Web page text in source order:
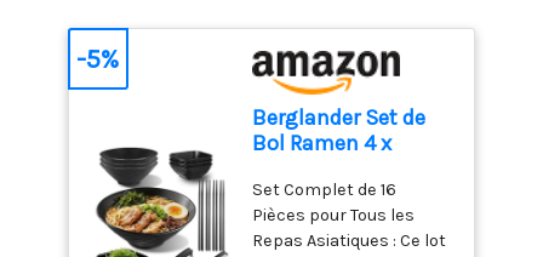
Râpe fine et sans effort :
design à dents
triangulaires en
céramique. Les dents
acérées réduisent
uniformément les
ingrédients avec un
minimum d'effort. Les
Berglander Set de
Bol Ramen 4 x
Sauce, Baguettes et
Cuillères, Bols en
Plastique
Set Complet de 16
Pièces pour Tous les
Repas Asiatiques : Ce lot
-5%